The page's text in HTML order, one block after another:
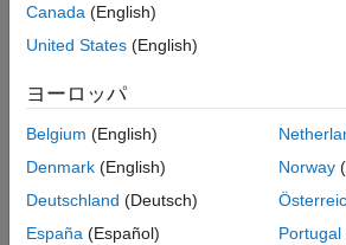
Languages
Examples
Version History
idx
index ranges from
states in the S-function.
val
positive real scalar.
Canada (English)
United States (English)
ヨーロッパ
Belgium (English)
Denmark (English)
Deutschland (Deutsch)
España (Español)
Norway
Portugal